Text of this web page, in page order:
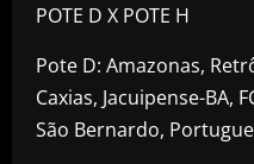
POTE D X POTE H
Pote D: Amazonas,
Caxias, Jacuipense-BA,
São Bernardo,